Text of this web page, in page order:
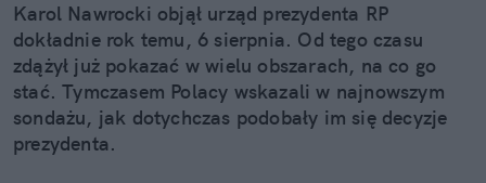
Karol Nawrocki objął urząd prezydenta RP
dokładnie rok temu, 6 sierpnia. Od tego czasu
zdążył już pokazać w wielu obszarach, na co go
stać. Tymczasem Polacy wskazali w najnowszym
sondażu, jak dotychczas podobały im się decyzje
prezydenta.